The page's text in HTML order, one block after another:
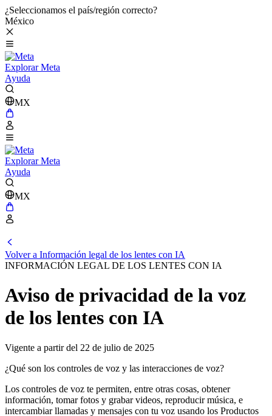
¿Seleccionamos el país/región correcto?
México
Explorar Meta
Ayuda
MX
Explorar Meta
Ayuda
MX
Volver a Información legal de los lentes con IA
INFORMACIÓN LEGAL DE LOS LENTES CON IA
Aviso de privacidad de la voz
de los lentes con IA
Vigente a partir del 22 de julio de 2025
¿Qué son los controles de voz y las interacciones de voz?
Los controles de voz te permiten, entre otras cosas, obtener
información, tomar fotos y grabar videos, reproducir música, e
intercambiar llamadas y mensajes con tu voz usando los Productos